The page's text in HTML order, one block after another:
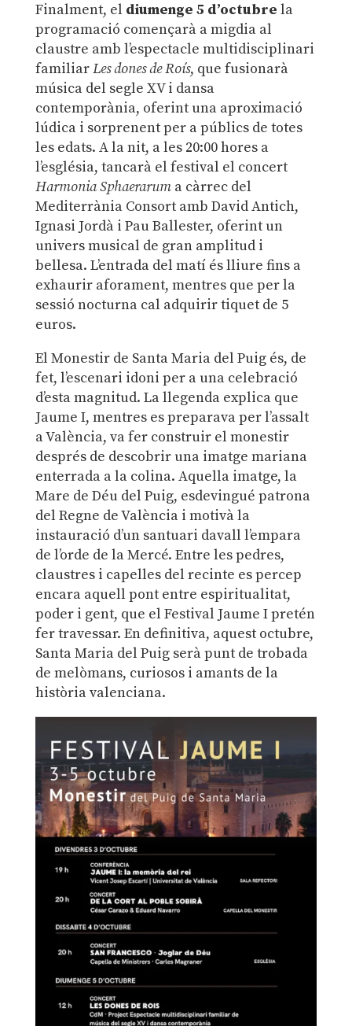
Finalment, el diumenge 5 d’octubre la
programació començarà a migdia al
claustre amb l’espectacle multidisciplinari
familiarLes dones de Roís, que fusionarà
música del segle XV i dansa
contemporània, oferint una aproximació
lúdica i sorprenent per a públics de totes
les edats. A la nit, a les 20:00 hores a
l’església, tancarà el festival el concert
Harmonia Sphaeraruma càrrec del
Mediterrània Consort amb David Antich,
Ignasi Jordà i Pau Ballester, oferint un
univers musical de gran amplitud i
bellesa. L’entrada del matí és lliure fins a
exhaurir aforament, mentres que per la
sessió nocturna cal adquirir tiquet de 5
euros.
El Monestir de Santa Maria del Puig és, de
fet, l’escenari idoni per a una celebració
d’esta magnitud. La llegenda explica que
Jaume I, mentres es preparava per l’assalt
a València, va fer construir el monestir
després de descobrir una imatge mariana
enterrada a la colina. Aquella imatge, la
Mare de Déu del Puig, esdevingué patrona
del Regne de València i motivà la
instauració d’un santuari davall l’empara
de l’orde de la Mercé. Entre les pedres,
claustres i capelles del recinte es percep
encara aquell pont entre espiritualitat,
poder i gent, que el Festival Jaume I pretén
fer travessar. En definitiva, aquest octubre,
Santa Maria del Puig serà punt de trobada
de melòmans, curiosos i amants de la
història valenciana.